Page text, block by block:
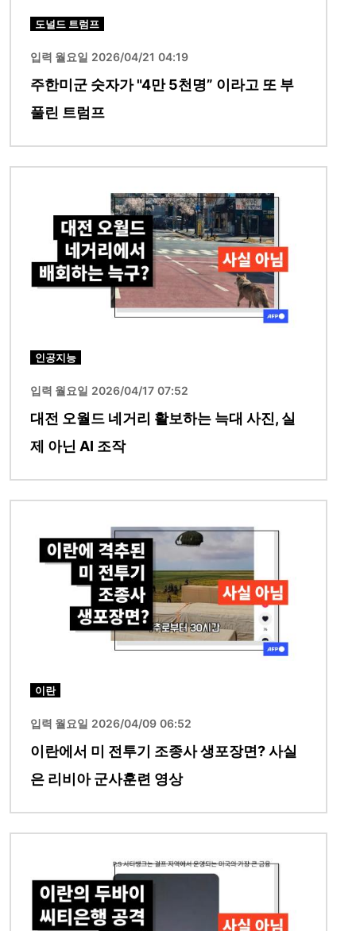
도널드 트럼프
입력 월요일 2026/04/21 04:19
주한미군 숫자가 "4만 5천명” 이라고 또 부
풀린 트럼프
인공지능
입력 월요일 2026/04/17 07:52
대전 오월드 네거리 활보하는 늑대 사진, 실
제 아닌 AI 조작
이란
입력 월요일 2026/04/09 06:52
이란에서 미 전투기 조종사 생포장면? 사실
은 리비아 군사훈련 영상